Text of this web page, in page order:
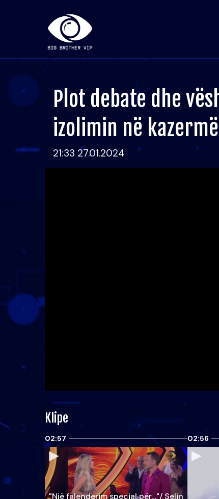
Plot debate dhe
izolimin në
21:33 27.01.2024
Klipe
02:57
"Një falenderim special për…"/ Selin
02:56